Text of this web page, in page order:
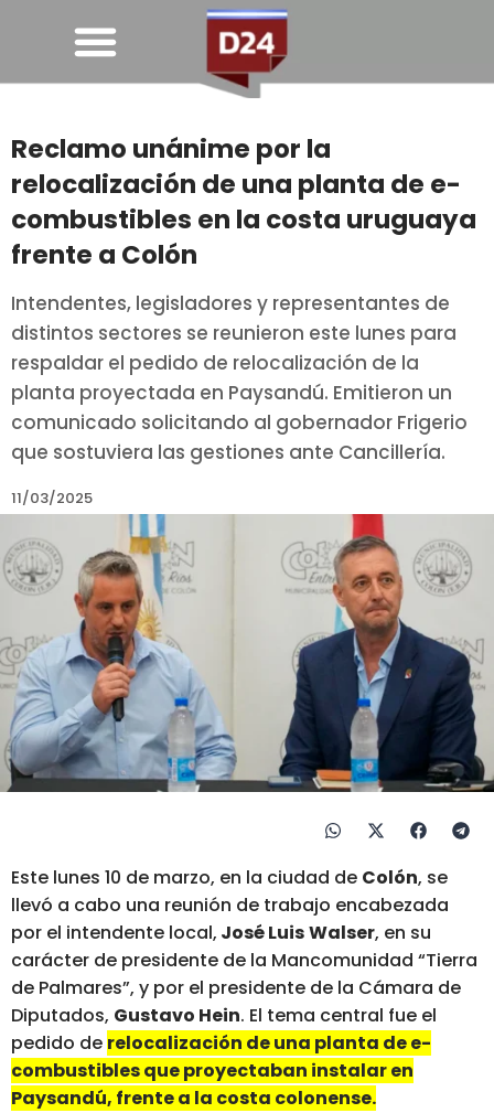
Reclamo unánime por la
relocalización de una planta de e-
combustibles en la costa uruguaya
frente a Colón
Intendentes, legisladores y representantes de
distintos sectores se reunieron este lunes para
respaldar el pedido de relocalización de la
planta proyectada en Paysandú. Emitieron un
comunicado solicitando al gobernador Frigerio
que sostuviera las gestiones ante Cancillería.
11/03/2025
Este lunes 10 de marzo, en la ciudad de Colón, se
llevó a cabo una reunión de trabajo encabezada
por el intendente local, José LuisWalser, en su
carácter de presidente de la Mancomunidad “Tierra
de Palmares”, y por el presidente de la Cámara de
Diputados, Gustavo Hein. El tema central fue el
pedido de relocalización de una planta de e-
combustibles que proyectaban instalar en
Paysandú, frente a la costa colonense.